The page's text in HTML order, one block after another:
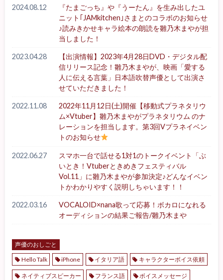
2024.08.12
『たまごっち』や『うーたん』を生み出したユ
ニット｢JAMkitchen｣さまとのコラボのお知らせ
♪読みきかせキャラ絵本の朗読を雛乃木まやが担
当しました！
2023.04.28
【出演情報】2023年4月28日DVD・デジタル配
信リリース記念！雛乃木まやが、映画「愛する
人に伝える言葉」日本語吹替声優として出演さ
せていただきました！
2022.11.08
2022年11月12日(土)開催【移動式プラネタリウ
ム×Vtuber】雛乃木まやがプラネタリウム のナ
レーションを担当します。第3回Vプラネイベン
トのお知らせ
2022.06.27
スマホ一台で話せる1対1のトークイベント「ぶ
いとき！Vtuberときめきフェスティバル
Vol.11」に雛乃木まやが参加決定♪どんなイベン
トかわかりやすく説明しちゃいます！！
2022.03.16
VOCALOID×nana歌って応募！ボカロになれる
オーディションの結果ご報告/雛乃木まや
声優のおしごと
Hello Talk
iPhone イタリア語 キャラクターボイス依頼
ネイティブスピーカー フランス語 ボイスメッセージ